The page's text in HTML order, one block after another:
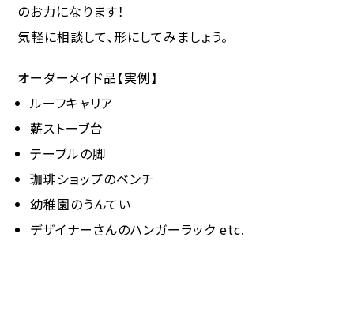
のお力になります！
気軽に相談して、形にしてみましょう。
オーダーメイド品【実例】
ルーフキャリア
薪ストーブ台
テーブルの脚
珈琲ショップのベンチ
幼稚園のうんてい
デザイナーさんのハンガーラック etc.